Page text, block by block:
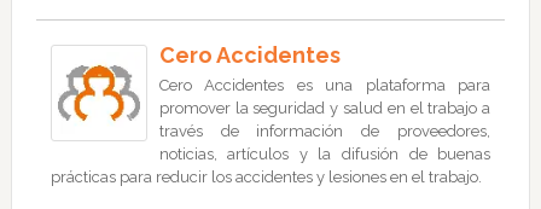
Cero Accidentes
Cero Accidentes es una plataforma para
promover la seguridad y salud en el trabajo a
través de información de proveedores,
noticias, artículos y la difusión de buenas
prácticas para reducir los accidentes y lesiones en el trabajo.